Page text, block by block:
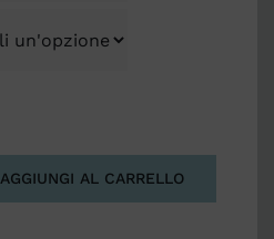
AGGIUNGI AL CARRELLO